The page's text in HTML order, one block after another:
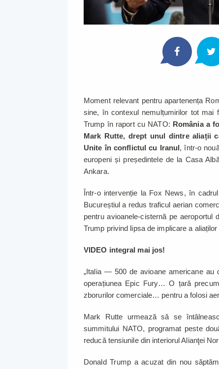
Moment relevant pentru apartenența
sine, în contexul nemulțumirilor tot mai
Trump în raport cu NATO: România a
Mark Rutte, drept unul dintre aliații
Unite în conflictul cu Iranul, într-o
europeni și președintele de la Casa
Ankara.
Într-o intervenție la Fox News, în
Bucureștiul a redus traficul aerian
pentru avioanele-cisternă pe
Trump privind lipsa de implicare a
VIDEO integral mai jos!
„Italia — 500 de avioane americane au
operațiunea Epic Fury… O țară
zborurilor comerciale… pentru a folosi
Mark Rutte urmează să se
summitului NATO, programat peste
reducă tensiunile din interiorul Alianţei
Donald Trump a acuzat din nou